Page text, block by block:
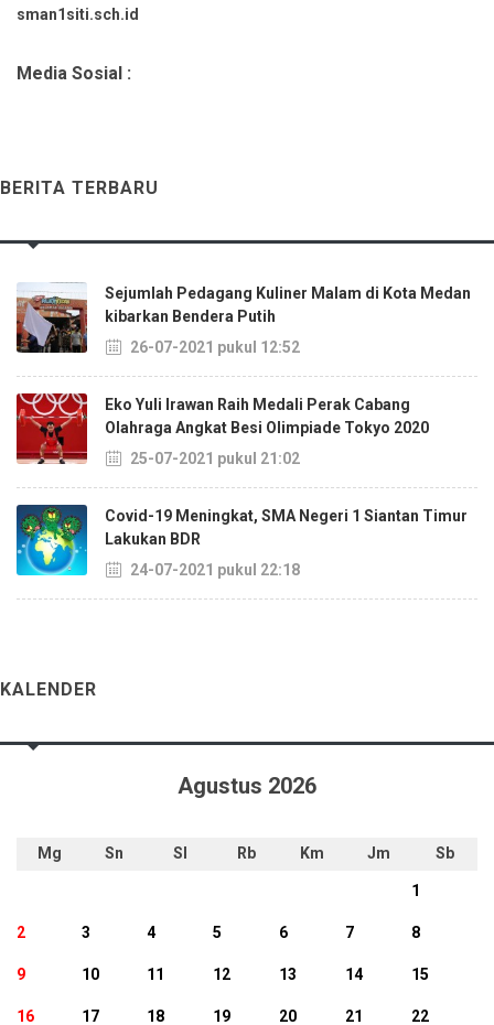
sman1siti.sch.id
Media Sosial :
BERITA TERBARU
Sejumlah Pedagang Kuliner Malam di Kota Medan
kibarkan Bendera Putih
26-07-2021 pukul 12:52
Eko Yuli Irawan Raih Medali Perak Cabang
Olahraga Angkat Besi Olimpiade Tokyo 2020
25-07-2021 pukul 21:02
Covid-19 Meningkat, SMA Negeri 1 Siantan Timur
Lakukan BDR
24-07-2021 pukul 22:18
KALENDER
Agustus 2026
Mg Sn Sl Rb Km Jm Sb
1
2 3 4 5 6 7 8
9 10 11 12 13 14 15
16 17 18 19 20 21 22